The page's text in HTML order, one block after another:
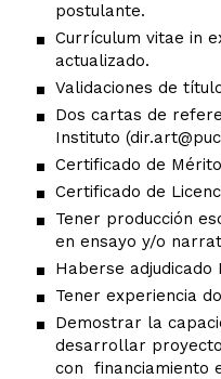
postulante.
Currículum vitae in
actualizado.
Validaciones de
Dos cartas de
Instituto
Certificado de
Certificado de
Tener producción
en ensayo y/o
Haberse adjudicado
Tener experiencia
Demostrar la
desarrollar
con financiamiento